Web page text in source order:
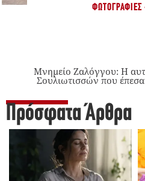
ΦΩΤΟΓΡΑΦΊΕΣ
Μνημείο Ζαλόγγου: Η
Σουλιωτισσών που
Πρόσφατα Άρθρα